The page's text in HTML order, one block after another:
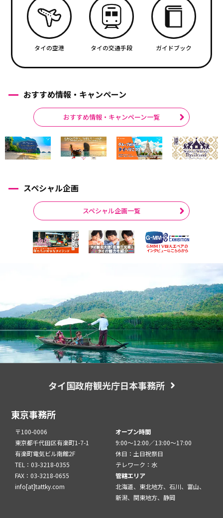
タイの空港 タイの交通手段 ガイドブック
おすすめ情報・キャンペーン
おすすめ情報・キャンペーン一覧
スペシャル企画
スペシャル企画一覧
タイ国政府観光庁日本事務所
東京事務所
〒100-0006
東京都千代田区有楽町1-7-1
有楽町電気ビル南館2F
TEL：03-3218-0355
FAX：03-3218-0655
info[at]tattky.com
オープン時間
9:00～12:00／13:00～17:00
休日：土日祝祭日
テレワーク：水
管轄エリア
北海道、東北地方、石川、富山、
新潟、関東地方、静岡